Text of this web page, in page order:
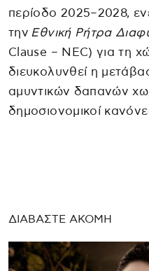
περίοδο 2025–2028,
την Εθνική Ρήτρα
Clause – NEC) για τη
διευκολυνθεί η
αμυντικών δαπανών
δημοσιονομικοί
ΔΙΑΒΑΣΤΕ ΑΚΟΜΗ